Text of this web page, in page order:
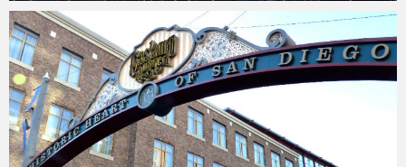
Mathieu 20 abril 2017